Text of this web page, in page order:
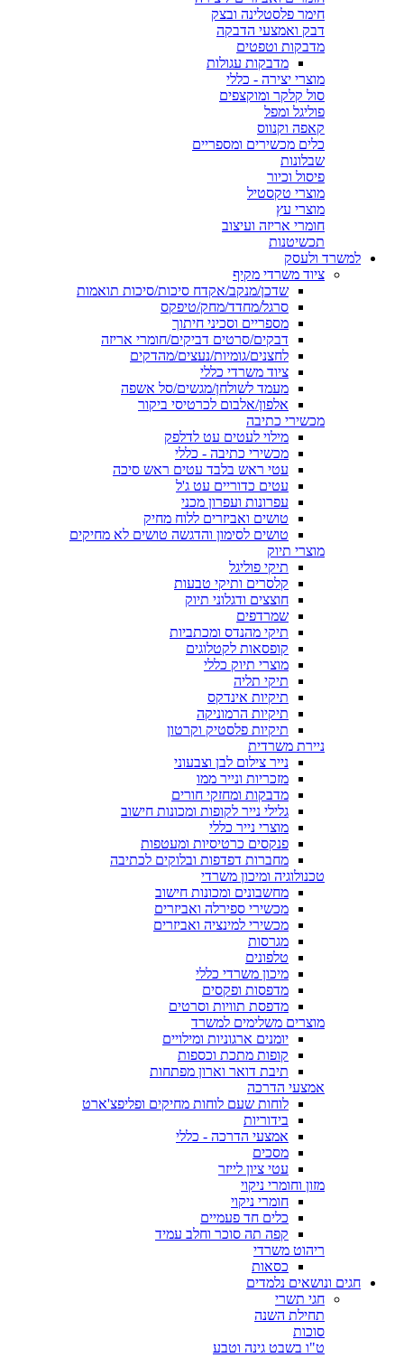
חימר פלסטלינה ובצק
דבק ואמצעי הדבקה
מדבקות וטפטים
מדבקות עגולות
מוצרי יצירה - כללי
סול קלקר ומוקצפים
פוליגל ומפל
קאפה וקנווס
כלים מכשירים ומספריים
שבלונות
פיסול וכיור
מוצרי טקסטיל
מוצרי עץ
חומרי אריזה ועיצוב
תכשיטנות
למשרד ולעסק
ציוד משרדי מקיף
שדכן/מנקב/אקדח סיכות/סיכות תואמות
סרגל/מחדד/מחק/טיפקס
מספריים וסכיני חיתוך
דבקים/סרטים דביקים/חומרי אריזה
לחצנים/גומיות/נעצים/מהדקים
ציוד משרדי כללי
מעמד לשולחן/מגשים/סל אשפה
אלפון/אלבום לכרטיסי ביקור
מכשירי כתיבה
מילוי לעטים עט לדלפק
מכשירי כתיבה - כללי
עטי ראש בלבד עטים ראש סיכה
עטים כדוריים עט ג'ל
עפרונות ועפרון מכני
טושים ואביזרים ללוח מחיק
טושים לסימון והדגשה טושים לא מחיקים
מוצרי תיוק
תיקי פוליגל
קלסרים ותיקי טבעות
חוצצים ודגלוני תיוק
שמרדפים
תיקי מהנדס ומכתביות
קופסאות לקטלוגים
מוצרי תיוק כללי
תיקי תליה
תיקיות אינדקס
תיקיות הרמוניקה
תיקיות פלסטיק וקרטון
ניירת משרדית
נייר צילום לבן וצבעוני
מזכריות ונייר ממו
מדבקות ומחזקי חורים
גלילי נייר לקופות ומכונות חישוב
מוצרי נייר כללי
פנקסים כרטיסיות ומעטפות
מחברות דפדפות ובלוקים לכתיבה
טכנולוגיה ומיכון משרדי
מחשבונים ומכונות חישוב
מכשירי ספירלה ואביזרים
מכשירי למינציה ואביזרים
מגרסות
טלפונים
מיכון משרדי כללי
מדפסות ופקסים
מדפסת תוויות וסרטים
מוצרים משלימים למשרד
יומנים ארגוניות ומילויים
קופות מתכת וכספות
תיבת דואר וארון מפתחות
אמצעי הדרכה
לוחות שעם לוחות מחיקים ופליפצ'ארט
בידוריות
אמצעי הדרכה - כללי
מסכים
עטי ציון לייזר
מזון וחומרי ניקוי
חומרי ניקוי
כלים חד פעמיים
קפה תה סוכר וחלב עמיד
ריהוט משרדי
כסאות
חגים ונושאים נלמדים
חגי תשרי
תחילת השנה
סוכות
ט"ו בשבט גינה וטבע